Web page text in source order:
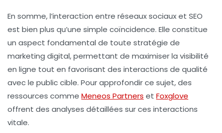
En somme, l’interaction entre réseaux sociaux et SEO
est bien plus qu’une simple coïncidence. Elle constitue
un aspect fondamental de toute stratégie de
marketing digital, permettant de maximiser la visibilité
en ligne tout en favorisant des interactions de qualité
avec le public cible. Pour approfondir ce sujet, des
ressources comme Meneos Partners et Foxglove
offrent des analyses détaillées sur ces interactions
vitale.